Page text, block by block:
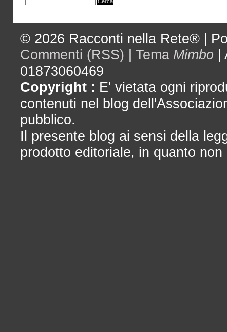
© 2026 Racconti nella Rete® |
Commenti (RSS) | Tema Mimbo |
01873060469
Copyright : E' vietata ogni
contenuti nel blog
pubblico.
Il presente blog ai sensi della
prodotto editoriale, in quanto